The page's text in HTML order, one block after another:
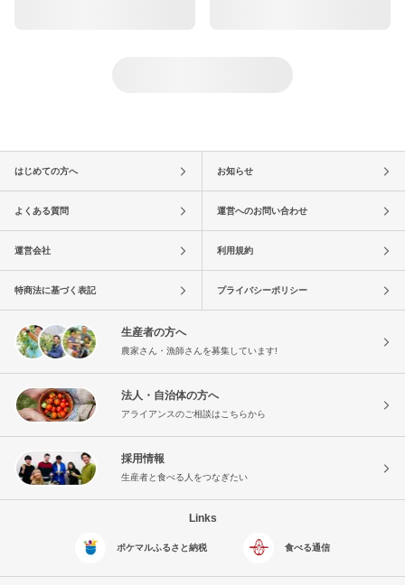
はじめての方へ お知らせ
よくある質問 運営へのお問い合わせ
運営会社 利用規約
特商法に基づく表記 プライバシーポリシー
生産者の方へ
農家さん・漁師さんを募集しています!
法人・自治体の方へ
アライアンスのご相談はこちらから
採用情報
生産者と食べる人をつなぎたい
Links
ポケマルふるさと納税 食べる通信